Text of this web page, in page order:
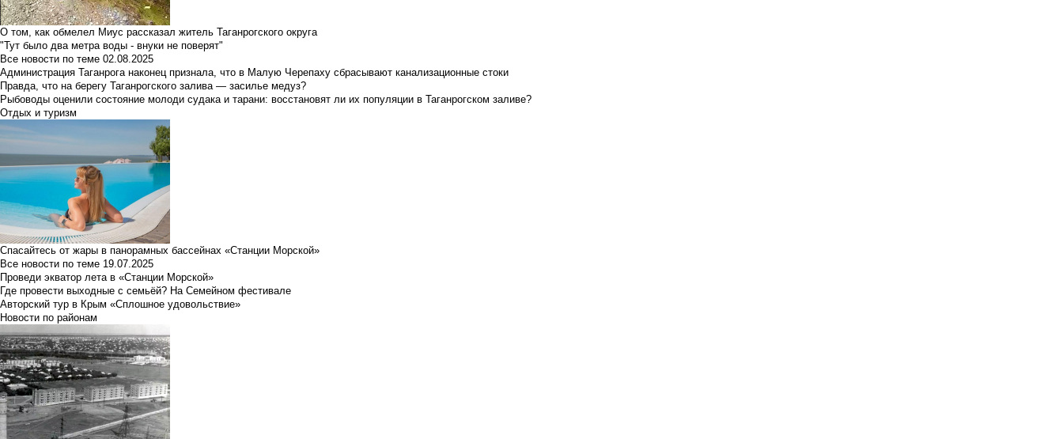
О том, как обмелел Миус рассказал житель Таганрогского округа
"Тут было два метра воды - внуки не поверят"
Все новости по теме 02.08.2025
Администрация Таганрога наконец признала, что в Малую Черепаху сбрасывают канализационные стоки
Правда, что на берегу Таганрогского залива — засилье медуз?
Рыбоводы оценили состояние молоди судака и тарани: восстановят ли их популяции в Таганрогском заливе?
Отдых и туризм
Спасайтесь от жары в панорамных бассейнах «Станции Морской»
Все новости по теме 19.07.2025
Проведи экватор лета в «Станции Морской»
Где провести выходные с семьёй? На Семейном фестивале
Авторский тур в Крым «Сплошное удовольствие»
Новости по районам